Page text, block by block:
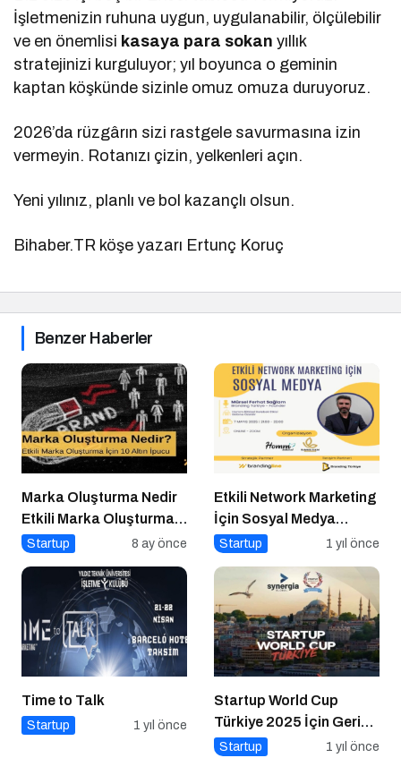
İşletmenizin ruhuna uygun, uygulanabilir, ölçülebilir
ve en önemlisi kasaya para sokan yıllık
stratejinizi kurguluyor; yıl boyunca o geminin
kaptan köşkünde sizinle omuz omuza duruyoruz.
2026’da rüzgârın sizi rastgele savurmasına izin
vermeyin. Rotanızı çizin, yelkenleri açın.
Yeni yılınız, planlı ve bol kazançlı olsun.
Bihaber.TR köşe yazarı Ertunç Koruç
Benzer Haberler
Marka Oluşturma Nedir
Etkili Marka Oluşturma
için 10 Altın İpucu
Startup 8 ay önce
Etkili Network Marketing
İçin Sosyal Medya
Etkinliği İçin Geri Sayım!
Startup 1 yıl önce
Time to Talk
Startup 1 yıl önce
Startup World Cup
Türkiye 2025 İçin Geri
Sayım!
Startup 1 yıl önce